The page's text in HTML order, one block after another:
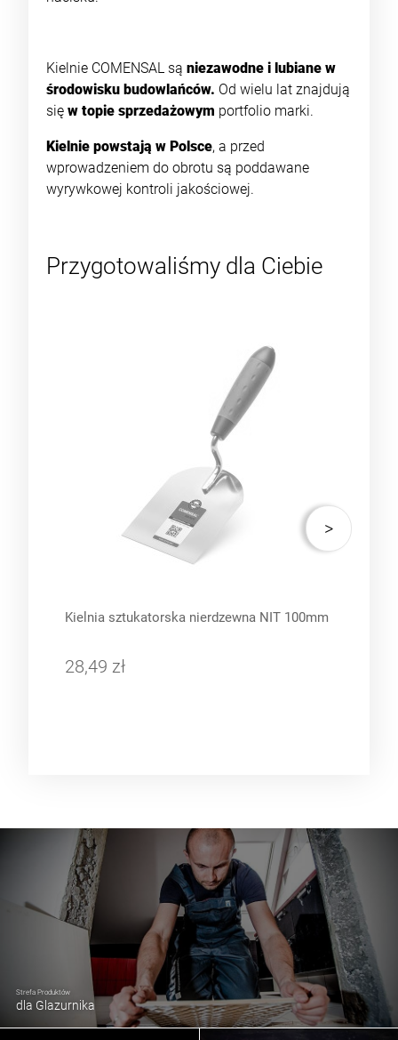
Kielnie COMENSAL są niezawodne i lubiane w
środowisku budowlańców. Od wielu lat znajdują
się w topie sprzedażowym portfolio marki.
Kielnie powstają w Polsce, a przed
wprowadzeniem do obrotu są poddawane
wyrywkowej kontroli jakościowej.
Przygotowaliśmy dla Ciebie
Kielnia sztukatorska nierdzewna NIT 100mm
28,49 zł
Strefa Produktów
dla Glazurnika